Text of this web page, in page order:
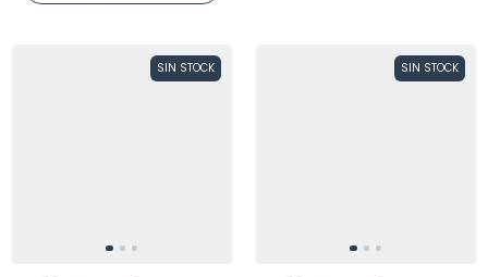
SIN STOCK SIN STOCK